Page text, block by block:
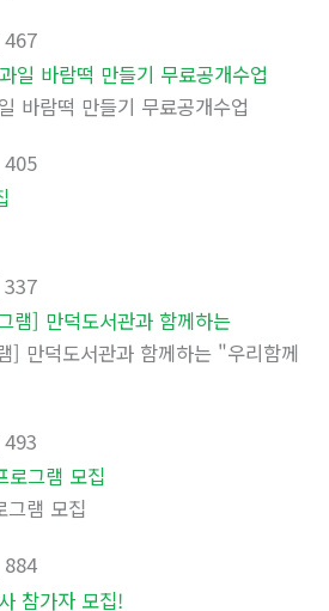
467
바람떡 만들기 무료공개수업
405
337
] 만덕도서관과 함께하는 "우리함께
493
그램 모집
884